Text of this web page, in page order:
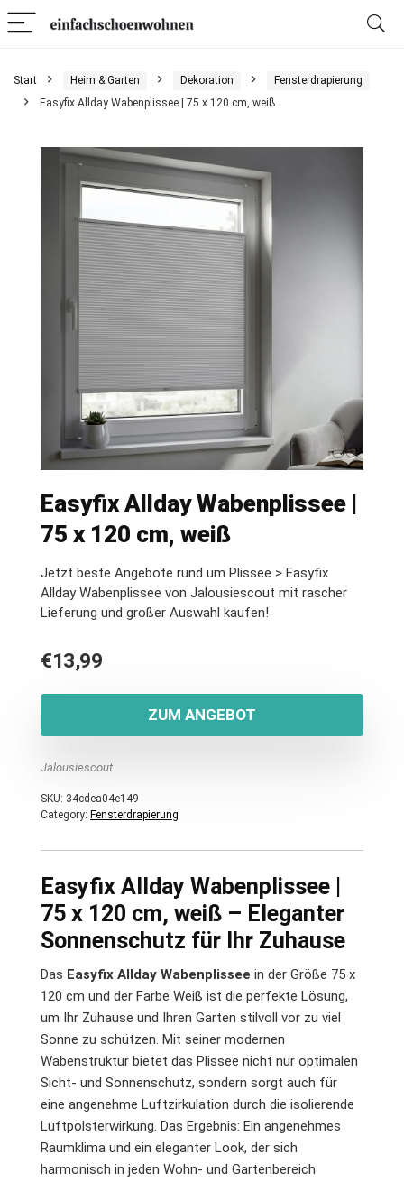
Start Heim & Garten Dekoration
Fensterdrapierung
Easyfix Allday Wabenplissee | 75 x 120 cm, weiß
Easyfix Allday Wabenplissee |
75 x 120 cm, weiß
Jetzt beste Angebote rund um Plissee > Easyfix
Allday Wabenplissee von Jalousiescout mit rascher
Lieferung und großer Auswahl kaufen!
€13,99
ZUM ANGEBOT
Jalousiescout
SKU: 34cdea04e149
Category: Fensterdrapierung
Easyfix Allday Wabenplissee |
75 x 120 cm, weiß – Eleganter
Sonnenschutz für Ihr Zuhause
Das Easyfix Allday Wabenplissee in der Größe 75 x
120 cm und der Farbe Weiß ist die perfekte Lösung,
um Ihr Zuhause und Ihren Garten stilvoll vor zu viel
Sonne zu schützen. Mit seiner modernen
Wabenstruktur bietet das Plissee nicht nur optimalen
Sicht- und Sonnenschutz, sondern sorgt auch für
eine angenehme Luftzirkulation durch die isolierende
Luftpolsterwirkung. Das Ergebnis: Ein angenehmes
Raumklima und ein eleganter Look, der sich
harmonisch in jeden Wohn- und Gartenbereich